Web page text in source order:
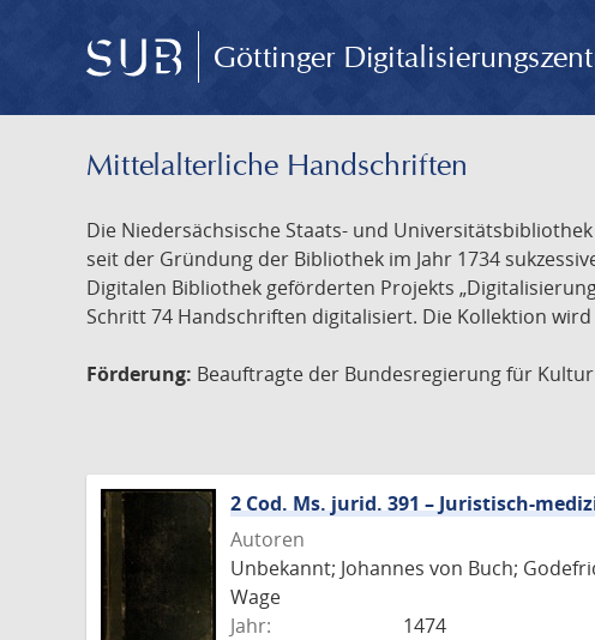
Göttinger
Mittelalterliche Handschriften
Die Niedersächsische Staats- und
seit der Gründung der Bibliothek im Jahr 1734
Digitalen Bibliothek geförderten Projekts
Schritt 74 Handschriften digitalisiert. Die Kollektion
Förderung: Beauftragte der Bundesregierung für
2 Cod. Ms. jurid. 391 – Juristisch-
Autoren
Unbekannt; Johannes von Buch;
Wage
Jahr:
1474